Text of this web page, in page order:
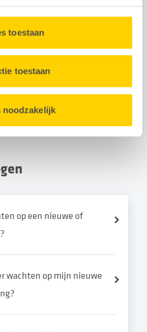
elk moment intrekken via de
onze website.
toestaan
toestaan
noodzakelijk
.
Nee
op een nieuwe of
wachten op mijn nieuwe